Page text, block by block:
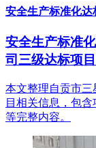
安全生产标准化
安全生产标准
司三级达标项目
本文整理自贡市
目相关信息，包
等完整内容。